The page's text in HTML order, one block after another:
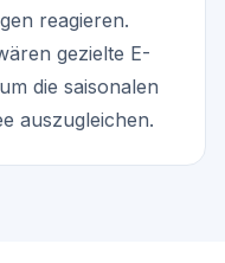
reagieren.
gezielte E-
die saisonalen
auszugleichen.